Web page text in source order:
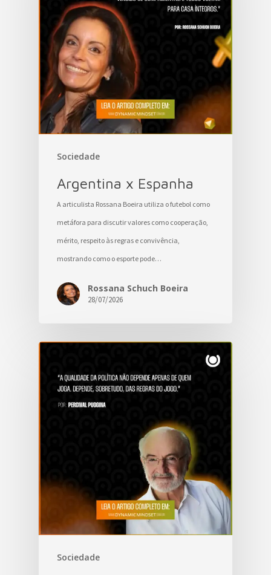
Sociedade
Argentina x Espanha
A articulista Rossana Boeira utiliza o futebol como
metáfora para discutir valores como cooperação,
mérito, respeito às regras e convivência,
mostrando como o esporte pode…
Rossana Schuch Boeira
28/07/2026
Sociedade